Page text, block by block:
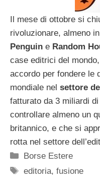
Il mese di ottobre si
rivoluzionare, almeno
Penguin e Random
case editrici del
accordo per fondere le
mondiale nel settore
fatturato da 3 miliardi di
controllare almeno un
britannico, e che si
rotta nel settore
Categorie
Borse Estere
Tag
editoria,fusione